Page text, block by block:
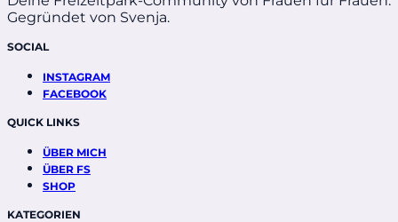
Gegründet von Svenja.
SOCIAL
INSTAGRAM
FACEBOOK
QUICK LINKS
ÜBER MICH
ÜBER FS
SHOP
KATEGORIEN